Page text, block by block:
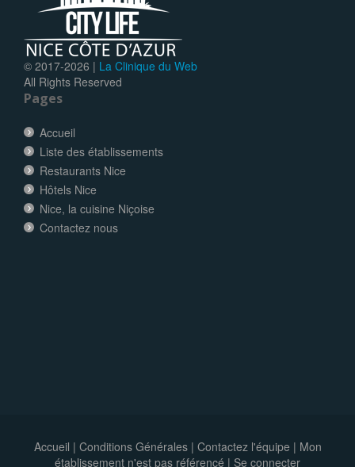
© 2017-2026 | La Clinique du Web
All Rights Reserved
Pages
Accueil
Liste des établissements
Restaurants Nice
Hôtels Nice
Nice, la cuisine Niçoise
Contactez nous
Accueil | Conditions Générales| Contactez l'équipe | Mon
établissement n'est pas référencé | Se connecter